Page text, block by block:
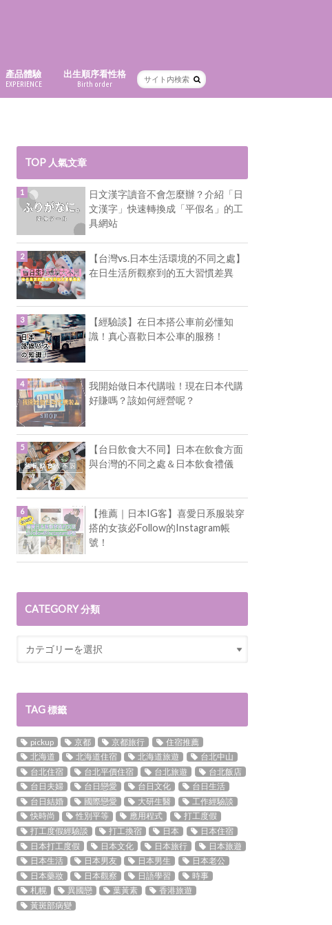
產品體驗
EXPERIENCE
出生順序看性格
Birth order
TOP 人氣文章
日文漢字讀音不會怎麼辦？介紹「日
文漢字」快速轉換成「平假名」的工
具網站
【台灣vs.日本生活環境的不同之處】
在日生活所觀察到的五大習慣差異
【經驗談】在日本搭公車前必懂知
識！真心喜歡日本公車的服務！
我開始做日本代購啦！現在日本代購
好賺嗎？該如何經營呢？
【台日飲食大不同】日本在飲食方面
與台灣的不同之處＆日本飲食禮儀
【推薦｜日本IG客】喜愛日系服裝穿
搭的女孩必Follow的Instagram帳
號！
CATEGORY 分類
TAG 標籤
pickup 京都 京都旅行
住宿推薦
北海道
北海道住宿 北海道旅遊
台北中山
台北住宿
台北平價住宿 台北旅遊
台北飯店
台日夫婦
台日戀愛 台日文化
台日生活
台日結婚
國際戀愛 大研生醫
工作經驗談
快時尚
性別平等 應用程式
打工度假
打工度假經驗談
打工換宿 日本
日本住宿
日本打工度假
日本文化 日本旅行
日本旅遊
日本生活
日本男友 日本男生
日本老公
日本藥妝
日本觀察 日語學習
時事
札幌
異國戀 葉黃素
香港旅遊
黃斑部病變